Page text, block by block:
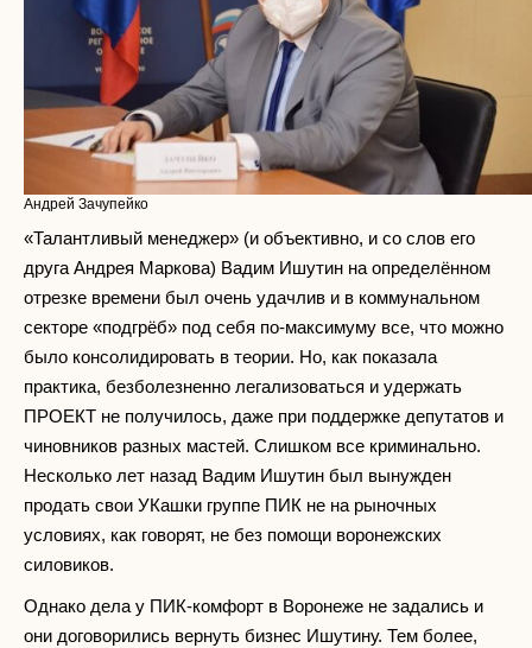
Андрей Зачупейко
«Талантливый менеджер» (и объективно, и со слов его
друга Андрея Маркова) Вадим Ишутин на определённом
отрезке времени был очень удачлив и в коммунальном
секторе «подгрёб» под себя по-максимуму все, что можно
было консолидировать в теории. Но, как показала
практика, безболезненно легализоваться и удержать
ПРОЕКТ не получилось, даже при поддержке депутатов и
чиновников разных мастей. Слишком все криминально.
Несколько лет назад Вадим Ишутин был вынужден
продать свои УКашки группе ПИК не на рыночных
условиях, как говорят, не без помощи воронежских
силовиков.
Однако дела у ПИК-комфорт в Воронеже не задались и
они договорились вернуть бизнес Ишутину. Тем более,